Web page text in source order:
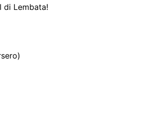
di Lembata!